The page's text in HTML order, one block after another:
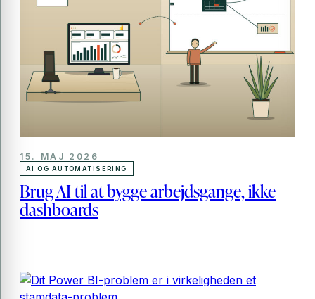
AI OG AUTOMATISERING
15. MAJ 2026
Brug AI til at bygge arbejdsgange, ikke
dashboards